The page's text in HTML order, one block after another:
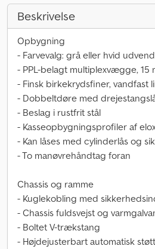
Beskrivelse
Opbygning
- Farvevalg: grå eller hvid
- PPL-belagt multiplexvægge, 15
- Finsk birkekrydsfiner, vandfast
- Dobbeltdøre med
- Beslag i rustfrit stål
- Kasseopbygningsprofiler af
- Kan låses med cylinderlås og
- To manøvrehåndtag foran
Chassis og ramme
- Kuglekobling med
- Chassis fuldsvejst og
- Boltet V-trækstang
- Højdejusterbart automatisk